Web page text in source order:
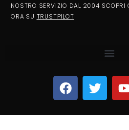
NOSTRO SERVIZIO DAL 2004 SCOPRI
ORA SU TRUSTPILOT